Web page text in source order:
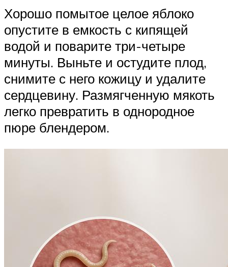
Хорошо помытое целое яблоко
опустите в емкость с кипящей
водой и поварите три-четыре
минуты. Выньте и остудите плод,
снимите с него кожицу и удалите
сердцевину. Размягченную мякоть
легко превратить в однородное
пюре блендером.